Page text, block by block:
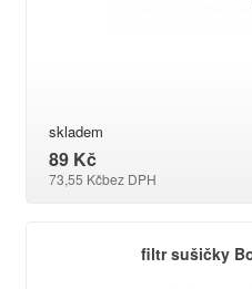
skladem
89 Kč
73,55 Kčbez DPH
filtr sušičky